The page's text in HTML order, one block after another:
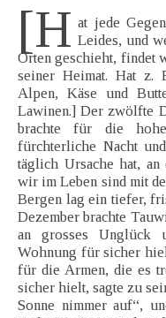
[H at jede
Leides, und
Orten geschieht, findet
seiner Heimat. Hat z.
Alpen, Käse und
Lawinen.] Der zwölfte
brachte für die
fürchterliche Nacht
täglich Ursache hat,
wir im Leben sind mit
Bergen lag ein tiefer,
Dezember brachte
an grosses Unglück
Wohnung für sicher
für die Armen, die es
sicher hielt, sagte zu
Sonne nimmer auf“,